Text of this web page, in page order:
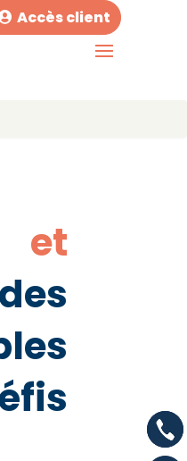
Accès client